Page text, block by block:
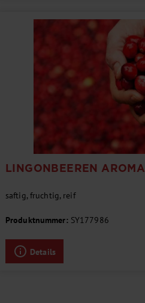
LINGONBEEREN AROMA
saftig, fruchtig, reif
Produktnummer: SY177986
Details